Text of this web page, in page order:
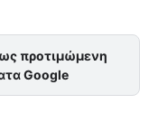
προτιμώμενη
Google